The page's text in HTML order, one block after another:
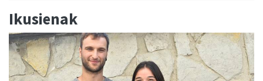
Ikusienak